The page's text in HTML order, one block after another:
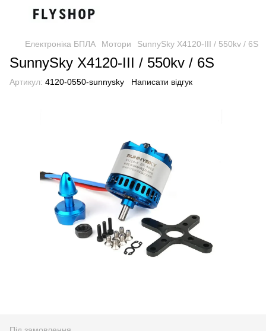
Електроніка БПЛА Мотори SunnySky X4120-III / 550kv / 6S
SunnySky X4120-III / 550kv / 6S
Артикул: 4120-0550-sunnysky Написати відгук